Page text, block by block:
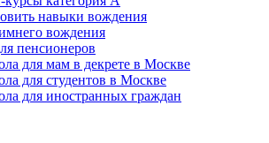
навыки вождения
вождения
пенсионеров
для мам в декрете в Москве
для студентов в Москве
для иностранных граждан